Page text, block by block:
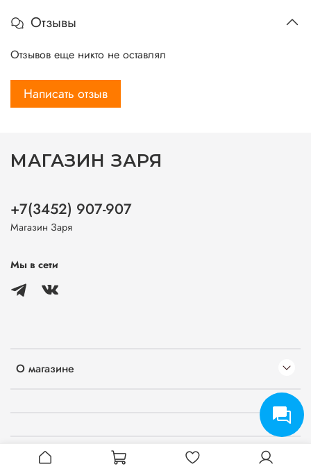
Отзывы
Отзывов еще никто не оставлял
Написать отзыв
О магазине
МАГАЗИН ЗАРЯ
+7(3452) 907-907
Магазин Заря
Мы в сети